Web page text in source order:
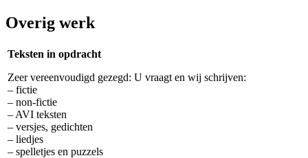
Overig werk
Teksten in opdracht
Zeer vereenvoudigd gezegd: U vraagt en wij schrijven:
– fictie
– non-fictie
– AVI teksten
– versjes, gedichten
– liedjes
– spelletjes en puzzels